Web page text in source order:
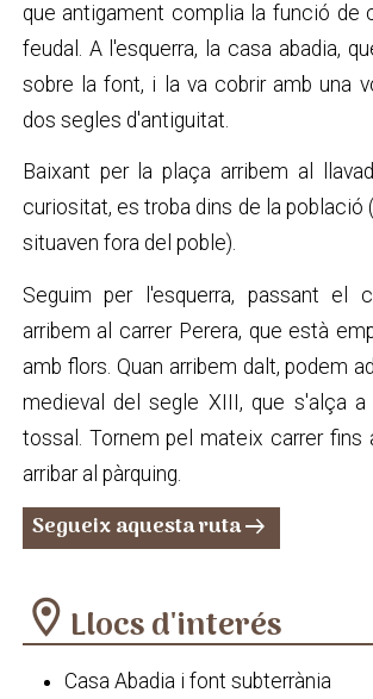
que antigament complia la funció de
feudal. A l'esquerra, la casa abadia,
sobre la font, i la va cobrir amb una
dos segles d'antiguitat.
Baixant per la plaça arribem al
curiositat, es troba dins de la població
situaven fora del poble).
Seguim per l'esquerra, passant el
arribem al carrer Perera, que està
amb flors. Quan arribem dalt, podem
medieval del segle XIII, que s'alça a
tossal. Tornem pel mateix carrer fins
arribar al pàrquing.
Segueix aquesta rutaarrow_right_alt
location_on Llocs d'interés
Casa Abadia i font subterrània